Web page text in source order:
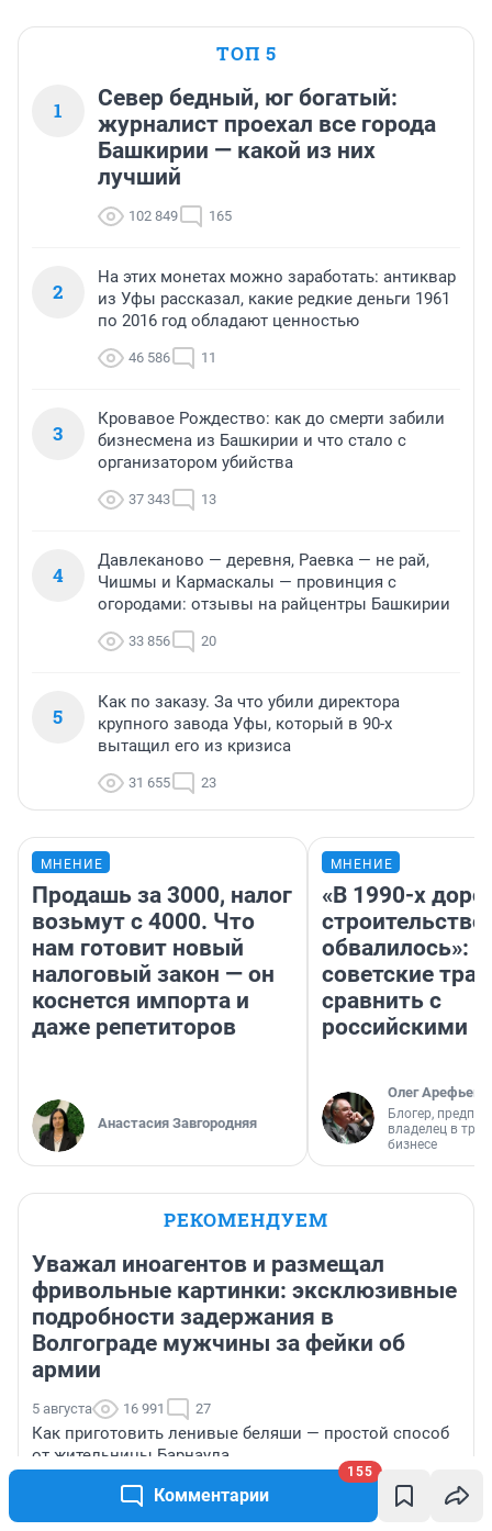
Комментарии
155
ТОП 5
1
Север бедный, юг богатый:
журналист проехал все города
Башкирии — какой из них
лучший
102 849 165
2
На этих монетах можно заработать: антиквар
из Уфы рассказал, какие редкие деньги 1961
по 2016 год обладают ценностью
46 586 11
3
Кровавое Рождество: как до смерти забили
бизнесмена из Башкирии и что стало с
организатором убийства
37 343 13
4
Давлеканово — деревня, Раевка — не рай,
Чишмы и Кармаскалы — провинция с
огородами: отзывы на райцентры Башкирии
33 856 20
5
Как по заказу. За что убили директора
крупного завода Уфы, который в 90-х
вытащил его из кризиса
31 655 23
МНЕНИЕ
Продашь за 3000, налог
возьмут с 4000. Что
нам готовит новый
налоговый закон — он
коснется импорта и
даже репетиторов
Анастасия Завгородняя
МНЕНИЕ
«В 1990-х
строительство
обвалилось»:
советские
сравнить с
российскими
Олег Арефьев
Блогер,
владелец в
бизнесе
РЕКОМЕНДУЕМ
Уважал иноагентов и размещал
фривольные картинки: эксклюзивные
подробности задержания в
Волгограде мужчины за фейки об
армии
5 августа 16 991 27
Как приготовить ленивые беляши — простой способ
от жительницы Барнаула
Популярный фитнес-тренер с мировым именем Света